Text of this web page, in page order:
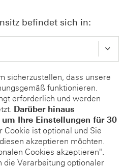
befindet sich in:
sicherzustellen, dass unsere
funktionieren.
erforderlich und werden
Darüber hinaus
Ihre Einstellungen für 30
Cookie ist optional und Sie
akzeptieren möchten.
Cookies akzeptieren".
die Verarbeitung optionaler